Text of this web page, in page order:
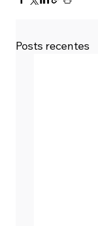
Posts recentes